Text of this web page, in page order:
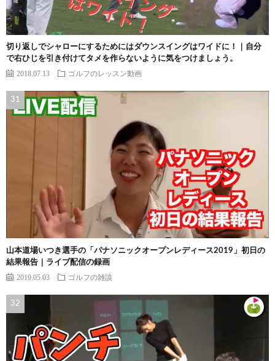
切り返しでシャローにするためにはダウンスイングはワイドに！｜自分
で右ひじを引き付けてタメを作らないように気をつけましょう。
2018.07.13 ゴルフのレッスン動画
山本道場いつき選手の「パナソニックオープンレディース2019」初日の
結果報告｜ライブ配信の録画
2019.05.03 ゴルフの雑談